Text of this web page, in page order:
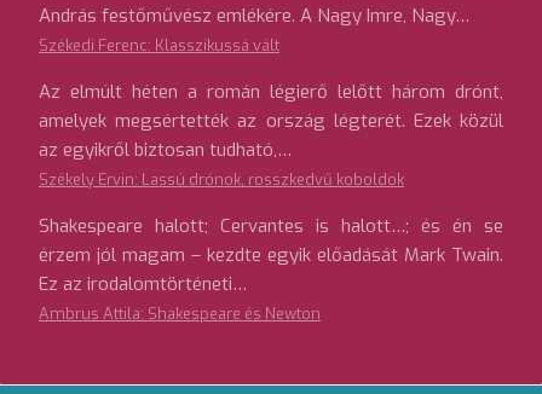
András festőművész emlékére. A Nagy Imre, Nagy…
Székedi Ferenc: Klasszikussá vált
Az elmúlt héten a román légierő lelőtt három drónt,
amelyek megsértették az ország légterét. Ezek közül
az egyikről biztosan tudható,…
Székely Ervin: Lassú drónok, rosszkedvű koboldok
Shakespeare halott; Cervantes is halott…; és én se
érzem jól magam – kezdte egyik előadását Mark Twain.
Ez az irodalomtörténeti…
Ambrus Attila: Shakespeare és Newton